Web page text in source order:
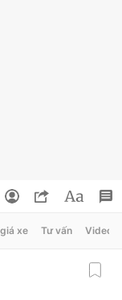
xe Tư vấn Video